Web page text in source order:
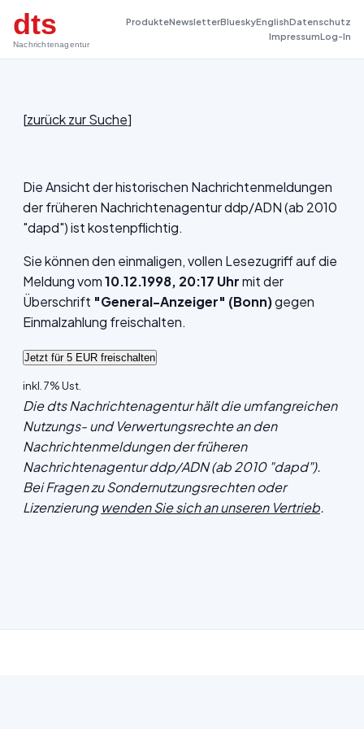
dts
Nachrichtenagentur
ProdukteNewsletterBlueskyEnglishDatenschutz
ImpressumLog-In
[zurück zur Suche]
Die Ansicht der historischen Nachrichtenmeldungen
der früheren Nachrichtenagentur ddp/ADN (ab 2010
"dapd") ist kostenpflichtig.
Sie können den einmaligen, vollen Lesezugriff auf die
Meldung vom10.12.1998, 20:17 Uhrmit der
Überschrift "General-Anzeiger" (Bonn)gegen
Einmalzahlung freischalten.
inkl. 7% Ust.
Die dts Nachrichtenagentur hält die umfangreichen
Nutzungs- und Verwertungsrechte an den
Nachrichtenmeldungen der früheren
Nachrichtenagentur ddp/ADN (ab 2010 "dapd").
Bei Fragen zu Sondernutzungsrechten oder
Lizenzierungwenden Sie sich an unseren Vertrieb.